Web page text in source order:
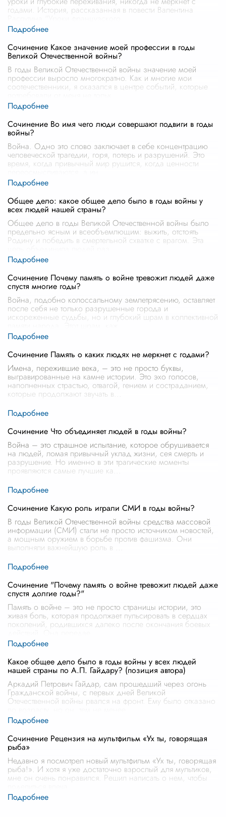
годами. История, рассказанная в повести Валентина
Сочинение Какое значение моей профессии в годы
Великой Отечественной войны?
В годы Великой Отечественной войны значение моей
профессии выросло многократно. Как и многие мои
соотечественники, я оказался в центре событий, которые
Сочинение Во имя чего люди совершают подвиги в годы
войны?
Война. Одно это слово заключает в себе концентрацию
человеческой трагедии, горя, потерь и разрушений. Это
время, когда привычный мир рушится, когда ценности
Общее дело: какое общее дело было в годы войны у
всех людей нашей страны?
Общее дело в годы Великой Отечественной войны было
предельно ясным и всеобъемлющим: выжить, отстоять
Родину и победить в смертельной схватке с врагом. Эта
Сочинение Почему память о войне тревожит людей даже
спустя многие годы?
Война, подобно колоссальному землетрясению, оставляет
после себя не только разрушенные города и
искореженные судьбы, но и глубокий шрам в коллективной
Сочинение Память о каких людях не меркнет с годами?
Имена, пережившие века, – это не просто буквы,
выгравированные на камне истории. Это эхо голосов,
наполненных страстью, отвагой, гением и состраданием,
которые продолжают звучать в
Сочинение Что объединяет людей в годы войны?
Война – это страшное испытание, которое обрушивается
на людей, ломая привычный уклад жизни, сея смерть и
разрушение. Но именно в эти трагические моменты
проявляются самые лучшие ка
Сочинение Какую роль играли СМИ в годы войны?
В годы Великой Отечественной войны средства массовой
информации (СМИ) стали не просто источником новостей,
а мощным оружием в борьбе против фашизма. Они
выполняли важнейшую роль в
Сочинение "Почему память о войне тревожит людей даже
спустя долгие годы?"
Память о войне – это не просто страницы истории, это
живая боль, которая продолжает пульсировать в сердцах
поколений, родившихся далеко после окончания боевых
Какое общее дело было в годы войны у всех людей
нашей страны по А.П. Гайдару? (позиция автора)
Аркадий Петрович Гайдар, сам прошедший через огонь
Гражданской войны, с первых дней Великой
Отечественной войны рвался на фронт. Ему было отказано
Сочинение Рецензия на мультфильм «Ух ты, говорящая
рыба»
Недавно я посмотрел новый мультфильм «Ух ты, говорящая
рыба!». И хотя я уже достаточно взрослый для мультиков,
мне он очень понравился. Решил написать о нем, чтобы